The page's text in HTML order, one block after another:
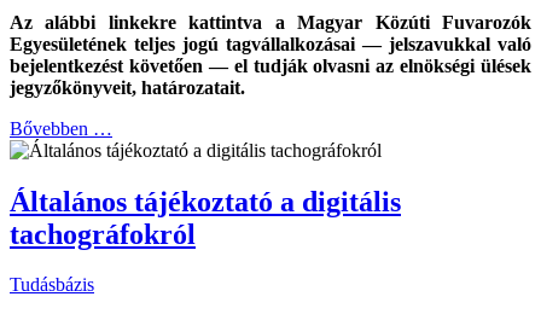
Az alábbi linkekre kattintva a Magyar Közúti Fuvarozók
Egyesületének teljes jogú tagvállalkozásai — jelszavukkal való
bejelentkezést követően — el tudják olvasni az elnökségi ülések
jegyzőkönyveit, határozatait.
Bővebben …
Általános tájékoztató a digitális
tachográfokról
Tudásbázis